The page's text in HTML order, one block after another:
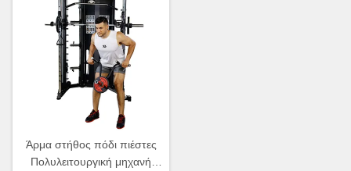
Άρμα στήθος πόδι πιέστες
Πολυλειτουργική μηχανή